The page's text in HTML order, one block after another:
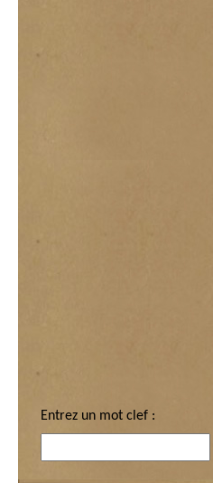
Entrez un mot clef :